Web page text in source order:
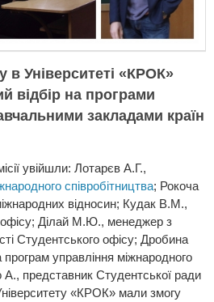
в Університеті «КРОК»
відбір на програми
закладами країн
увійшли: Лотарєв А.Г.,
співробітництва; Рокоча
відносин; Кудак В.М.,
офісу; Ділай М.Ю., менеджер з
Студентського офісу; Дробина
програм управління міжнародного
А., представник Студентської ради
«КРОК» мали змогу